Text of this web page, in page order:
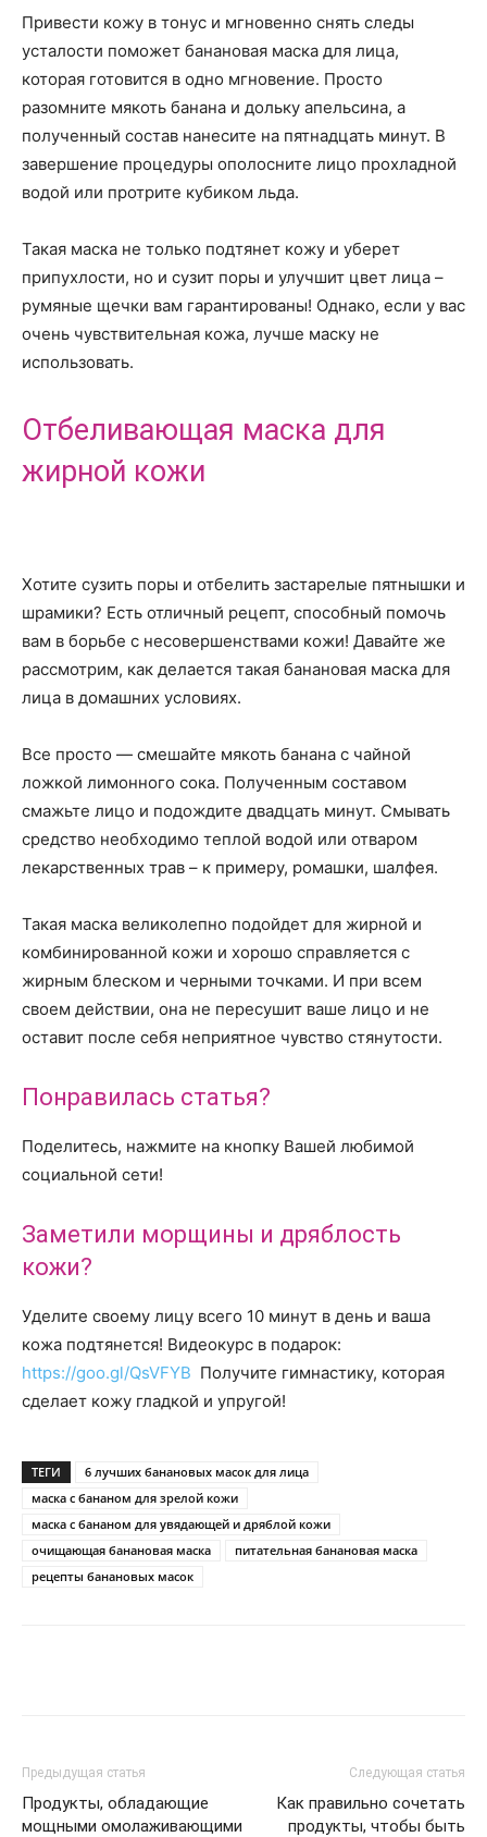
Привести кожу в тонус и мгновенно снять следы
усталости поможет банановая маска для лица,
которая готовится в одно мгновение. Просто
разомните мякоть банана и дольку апельсина, а
полученный состав нанесите на пятнадцать минут. В
завершение процедуры ополосните лицо прохладной
водой или протрите кубиком льда.
Такая маска не только подтянет кожу и уберет
припухлости, но и сузит поры и улучшит цвет лица –
румяные щечки вам гарантированы! Однако, если у вас
очень чувствительная кожа, лучше маску не
использовать.
Отбеливающая маска для
жирной кожи
Хотите сузить поры и отбелить застарелые пятнышки и
шрамики? Есть отличный рецепт, способный помочь
вам в борьбе с несовершенствами кожи! Давайте же
рассмотрим, как делается такая банановая маска для
лица в домашних условиях.
Все просто — смешайте мякоть банана с чайной
ложкой лимонного сока. Полученным составом
смажьте лицо и подождите двадцать минут. Смывать
средство необходимо теплой водой или отваром
лекарственных трав – к примеру, ромашки, шалфея.
Такая маска великолепно подойдет для жирной и
комбинированной кожи и хорошо справляется с
жирным блеском и черными точками. И при всем
своем действии, она не пересушит ваше лицо и не
оставит после себя неприятное чувство стянутости.
Понравилась статья?
Поделитесь, нажмите на кнопку Вашей любимой
социальной сети!
Заметили морщины и дряблость
кожи?
Уделите своему лицу всего 10 минут в день и ваша
кожа подтянется! Видеокурс в подарок:
https://goo.gl/QsVFYB Получите гимнастику, которая
сделает кожу гладкой и упругой!
ТЕГИ
6 лучших банановых масок для лица
маска с бананом для зрелой кожи
маска с бананом для увядающей и дряблой кожи
очищающая банановая маска
питательная банановая маска
рецепты банановых масок
Предыдущая статья
Продукты, обладающие
мощными омолаживающими
Следующая статья
Как правильно сочетать
продукты, чтобы быть